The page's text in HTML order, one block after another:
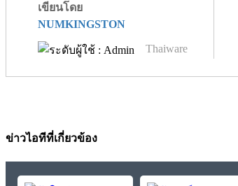
เขียนโดย
NUMKINGSTON
Thaiware
ข่าวไอทีที่เกี่ยวข้อง